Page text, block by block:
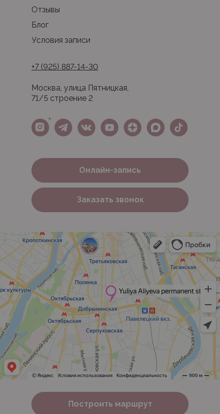
Москва, улица Пятницкая,
71/5 строение 2
Условия записи
Блог
Отзывы
Заказать звонок
Онлайн-запись
Построить маршрут
+7 (925) 887-14-30
*